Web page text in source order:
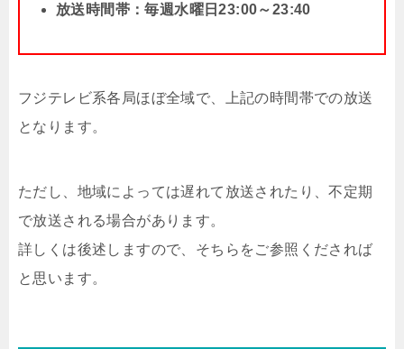
放送時間帯：毎週水曜日23:00～23:40
フジテレビ系各局ほぼ全域で、上記の時間帯での放送
となります。
ただし、地域によっては遅れて放送されたり、不定期
で放送される場合があります。
詳しくは後述しますので、そちらをご参照くだされば
と思います。